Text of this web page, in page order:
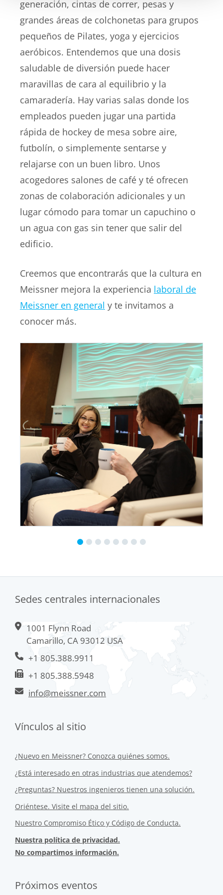
generación, cintas de correr, pesas y
grandes áreas de colchonetas para grupos
pequeños de Pilates, yoga y ejercicios
aeróbicos. Entendemos que una dosis
saludable de diversión puede hacer
maravillas de cara al equilibrio y la
camaradería. Hay varias salas donde los
empleados pueden jugar una partida
rápida de hockey de mesa sobre aire,
futbolín, o simplemente sentarse y
relajarse con un buen libro. Unos
acogedores salones de café y té ofrecen
zonas de colaboración adicionales y un
lugar cómodo para tomar un capuchino o
un agua con gas sin tener que salir del
edificio.
Creemos que encontrarás que la cultura en
Meissner mejora la experiencia laboral de
Meissner en general y te invitamos a
conocer más.
Sedes centrales internacionales
1001 Flynn Road
Camarillo, CA 93012 USA
+1 805.388.9911
+1 805.388.5948
info@meissner.com
Vínculos al sitio
¿Nuevo en Meissner? Conozca quiénes somos.
¿Está interesado en otras industrias que atendemos?
¿Preguntas? Nuestros ingenieros tienen una solución.
Oriéntese. Visite el mapa del sitio.
Nuestro Compromiso Ético y Código de Conducta.
Nuestra política de privacidad.
No compartimos información.
Próximos eventos